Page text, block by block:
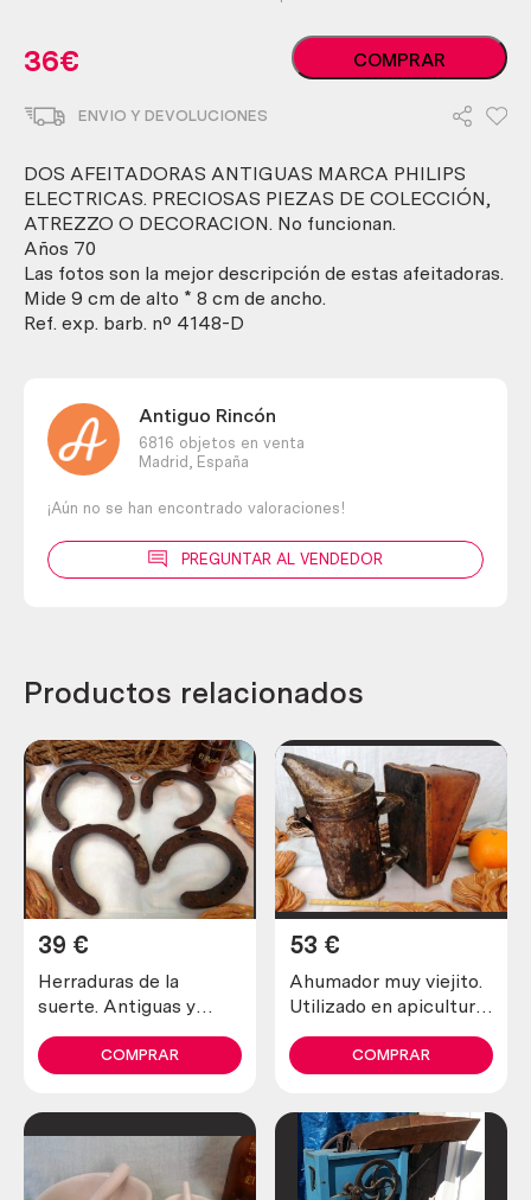
36€
Afeitadoras
antiguas
70.
Preciosa
pieza
decoración
cantidad
COMPRAR
ENVIO Y DEVOLUCIONES
DOS AFEITADORAS ANTIGUAS MARCA PHILIPS
ELECTRICAS. PRECIOSAS PIEZAS DE COLECCIÓN,
ATREZZO O DECORACION. No funcionan.
Años 70
Las fotos son la mejor descripción de estas afeitadoras.
Mide 9 cm de alto * 8 cm de ancho.
Ref. exp. barb. nº 4148-D
Antiguo Rincón
6816 objetos en venta
Madrid,
España
¡Aún no se han encontrado valoraciones!
PREGUNTAR AL VENDEDOR
Productos relacionados
Herraduras de la
suerte. Antiguas y
unidades)
39 €
COMPRAR
Ahumador muy viejito.
Utilizado en apicultura
abejas
53 €
COMPRAR